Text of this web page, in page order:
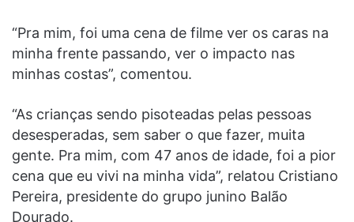
“Pra mim, foi uma cena de filme ver os caras na
minha frente passando, ver o impacto nas
minhas costas”, comentou.
“As crianças sendo pisoteadas pelas pessoas
desesperadas, sem saber o que fazer, muita
gente. Pra mim, com 47 anos de idade, foi a pior
cena que eu vivi na minha vida”, relatou Cristiano
Pereira, presidente do grupo junino Balão
Dourado.